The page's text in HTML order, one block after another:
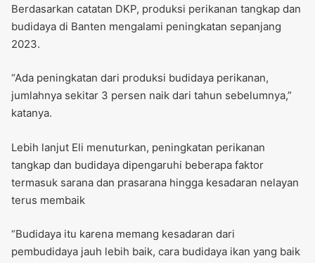
Berdasarkan catatan DKP, produksi perikanan tangkap dan
budidaya di Banten mengalami peningkatan sepanjang
2023.
“Ada peningkatan dari produksi budidaya perikanan,
jumlahnya sekitar 3 persen naik dari tahun sebelumnya,”
katanya.
Lebih lanjut Eli menuturkan, peningkatan perikanan
tangkap dan budidaya dipengaruhi beberapa faktor
termasuk sarana dan prasarana hingga kesadaran nelayan
terus membaik
“Budidaya itu karena memang kesadaran dari
pembudidaya jauh lebih baik, cara budidaya ikan yang baik